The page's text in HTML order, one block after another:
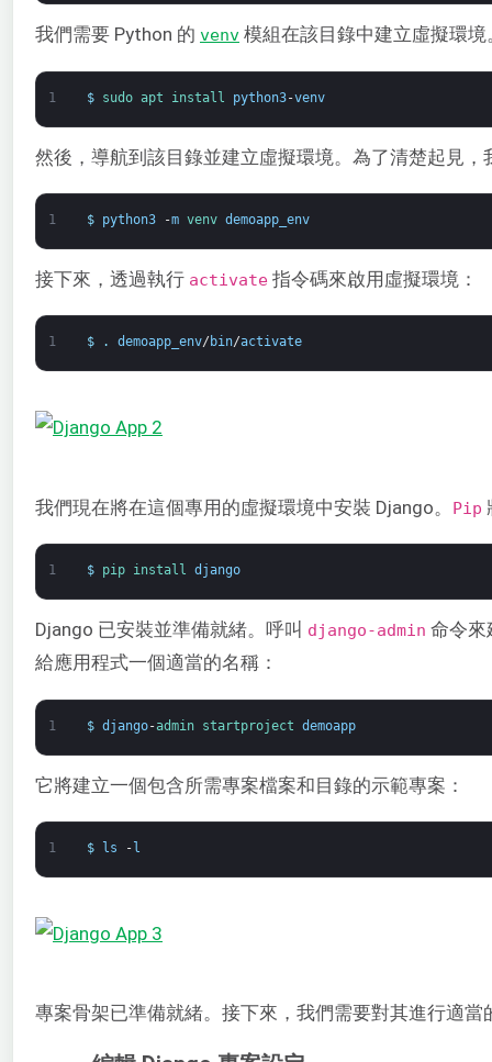
我們需要 Python 的 venv 模組在該目錄中建立虛擬環
1 $ sudo apt install python3-venv
然後，導航到該目錄並建立虛擬環境。為了清楚起見
1 $ python3 -m venv demoapp_env
接下來，透過執行 activate 指令碼來啟用虛擬環境：
1 $ . demoapp_env/ bin/activate
我們現在將在這個專用的虛擬環境中安裝 Django。 Pip
1 $ pip install django
Django 已安裝並準備就緒。呼叫 django-admin 命令來
給應用程式一個適當的名稱：
1 $ django-admin startproject demoapp
它將建立一個包含所需專案檔案和目錄的示範專案：
1 $ ls - l
專案骨架已準備就緒。接下來，我們需要對其進行適